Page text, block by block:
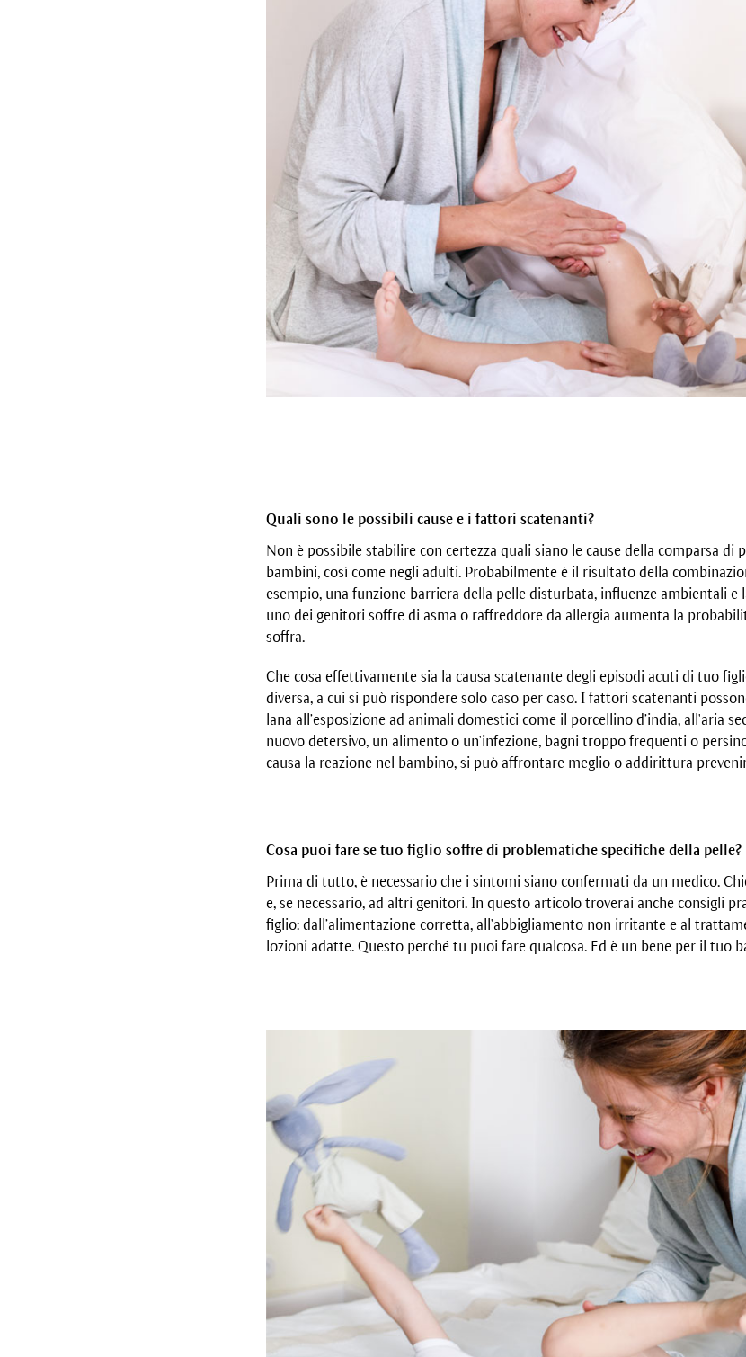
Quali sono le possibili cause e i fattori scatenanti?
Non è possibile stabilire con certezza quali siano le cause della comparsa di
bambini, così come negli adulti. Probabilmente è il risultato della
esempio, una funzione barriera della pelle disturbata, influenze ambientali e
uno dei genitori soffre di asma o raffreddore da allergia aumenta la
soffra.
Che cosa effettivamente sia la causa scatenante degli episodi acuti di tuo
diversa, a cui si può rispondere solo caso per caso. I fattori scatenanti
lana all’esposizione ad animali domestici come il porcellino d’india, all'aria
nuovo detersivo, un alimento o un'infezione, bagni troppo frequenti o persino
causa la reazione nel bambino, si può affrontare meglio o addirittura
Cosa puoi fare se tuo figlio soffre di problematiche specifiche della pelle?
Prima di tutto, è necessario che i sintomi siano confermati da un medico.
e, se necessario, ad altri genitori. In questo articolo troverai anche consigli
figlio: dall’alimentazione corretta, all'abbigliamento non irritante e al
lozioni adatte. Questo perché tu puoi fare qualcosa. Ed è un bene per il tuo